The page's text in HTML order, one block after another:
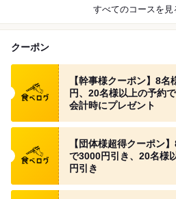
すべてのコースを見
クーポン
食べログ クーポン
【幹事様クーポン】8
円、20名様以上の予約
会計時にプレゼント
食べログ クーポン
【団体様超得クーポン
で3000円引き、20名様
円引き
食べログ クーポン